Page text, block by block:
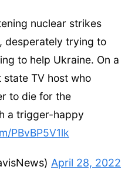
nuclear strikes
desperately trying to
to help Ukraine. On a
TV host who
to die for the
a trigger-happy
PBvBP5V1lk
April 28, 2022